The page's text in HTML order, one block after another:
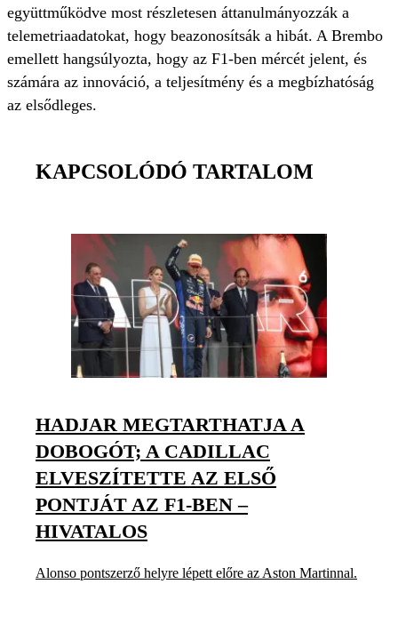
együttműködve most részletesen áttanulmányozzák a
telemetriaadatokat, hogy beazonosítsák a hibát. A Brembo
emellett hangsúlyozta, hogy az F1-ben mércét jelent, és
számára az innováció, a teljesítmény és a megbízhatóság
az elsődleges.
KAPCSOLÓDÓ TARTALOM
HADJAR MEGTARTHATJA A
DOBOGÓT; A CADILLAC
ELVESZÍTETTE AZ ELSŐ
PONTJÁT AZ F1-BEN –
HIVATALOS
Alonso pontszerző helyre lépett előre az Aston Martinnal.